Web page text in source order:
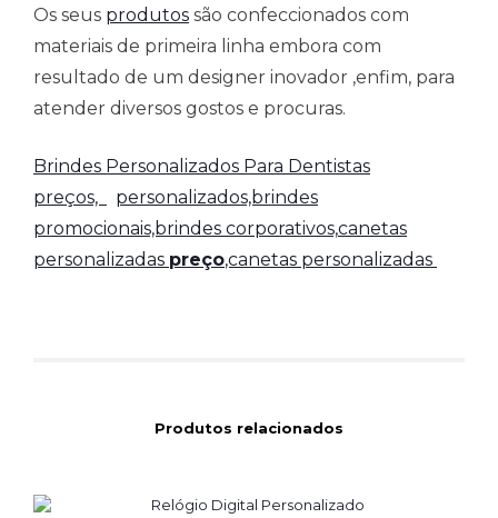
Os seus produtos são confeccionados com
materiais de primeira linha embora com
resultado de um designer inovador ,enfim, para
atender diversos gostos e procuras.
Brindes Personalizados Para Dentistas
preços,
personalizados,brindes
promocionais,brindes corporativos,canetas
personalizadas preço,canetas personalizadas
Produtos relacionados